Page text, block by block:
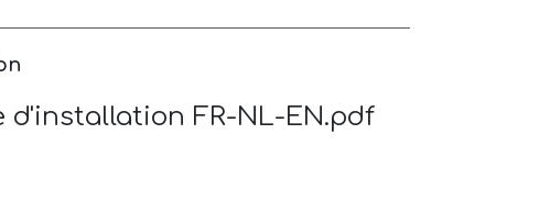
d'installation FR-NL-EN.pdf